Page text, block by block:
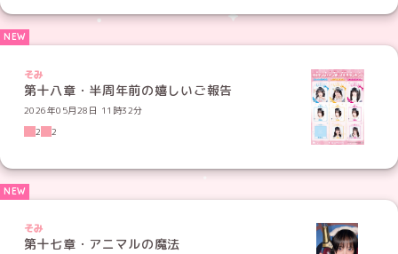
そみ
第十八章・半周年前の嬉しいご報告
2026年05月28日 11時32分
2
2
そみ
第十七章・アニマルの魔法